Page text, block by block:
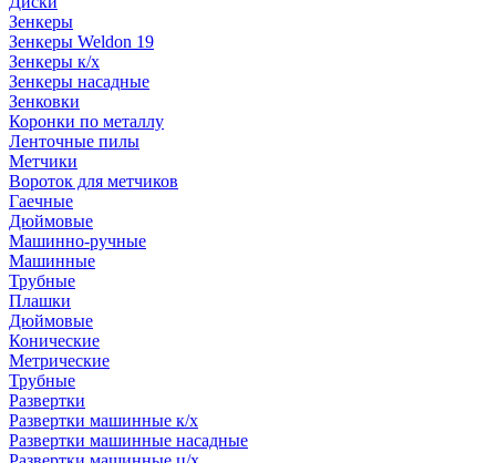
Зенкеры
Зенкеры Weldon 19
Зенкеры к/х
Зенкеры насадные
Зенковки
Коронки по металлу
Ленточные пилы
Метчики
Вороток для метчиков
Гаечные
Дюймовые
Машинно-ручные
Машинные
Трубные
Плашки
Дюймовые
Конические
Метрические
Трубные
Развертки
Развертки машинные к/х
Развертки машинные насадные